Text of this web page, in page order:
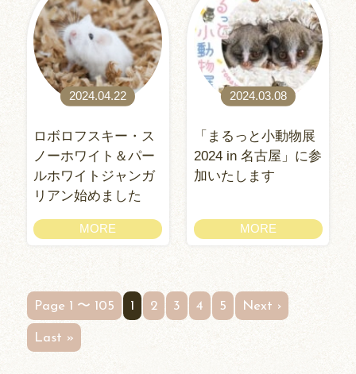
2024.04.22
ロボロフスキー・ス
ノーホワイト＆パー
ルホワイトジャンガ
リアン始めました
MORE
2024.03.08
「まるっと小動物展
2024 in 名古屋」に参
加いたします
MORE
Page 1 〜 105 1 2 3 4 5 Next ›
Last »